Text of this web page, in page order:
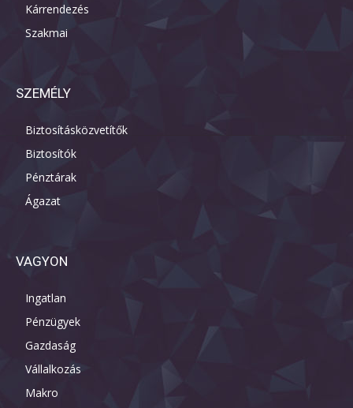
Kárrendezés
Szakmai
SZEMÉLY
Biztosításközvetítők
Biztosítók
Pénztárak
Ágazat
VAGYON
Ingatlan
Pénzügyek
Gazdaság
Vállalkozás
Makro